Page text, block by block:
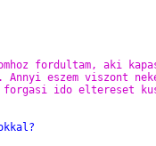
fordultam, aki
eszem viszont
forgasi ido eltereset